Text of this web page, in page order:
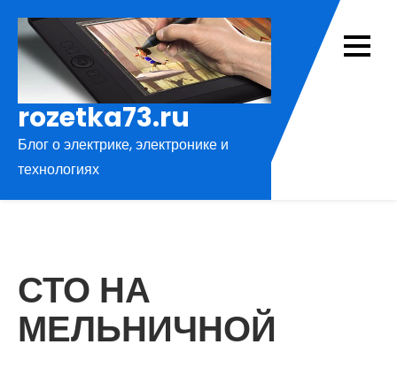
содержимому
rozetka73.ru
Блог о электрике, электронике и
технологиях
СТО НА
МЕЛЬНИЧНОЙ